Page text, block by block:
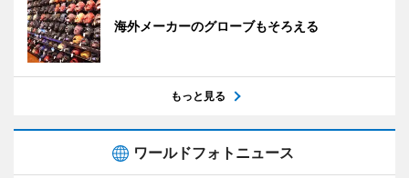
海外メーカーのグローブもそろえる
もっと見る
ワールドフォトニュース